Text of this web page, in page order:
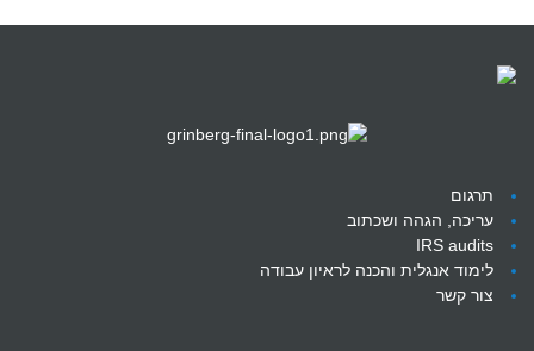
תרגום
עריכה, הגהה ושכתוב
IRS audits
לימוד אנגלית והכנה לראיון עבודה
צור קשר